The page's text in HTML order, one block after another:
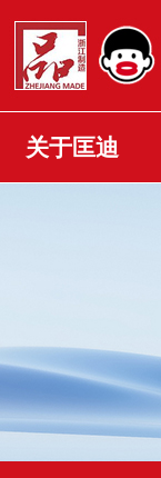
关于匡迪